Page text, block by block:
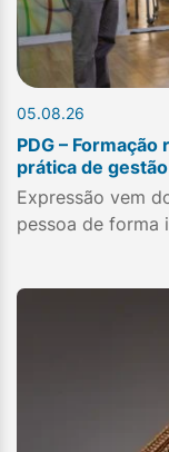
05.08.26
PDG –
prática de
Expressão vem
pessoa de forma